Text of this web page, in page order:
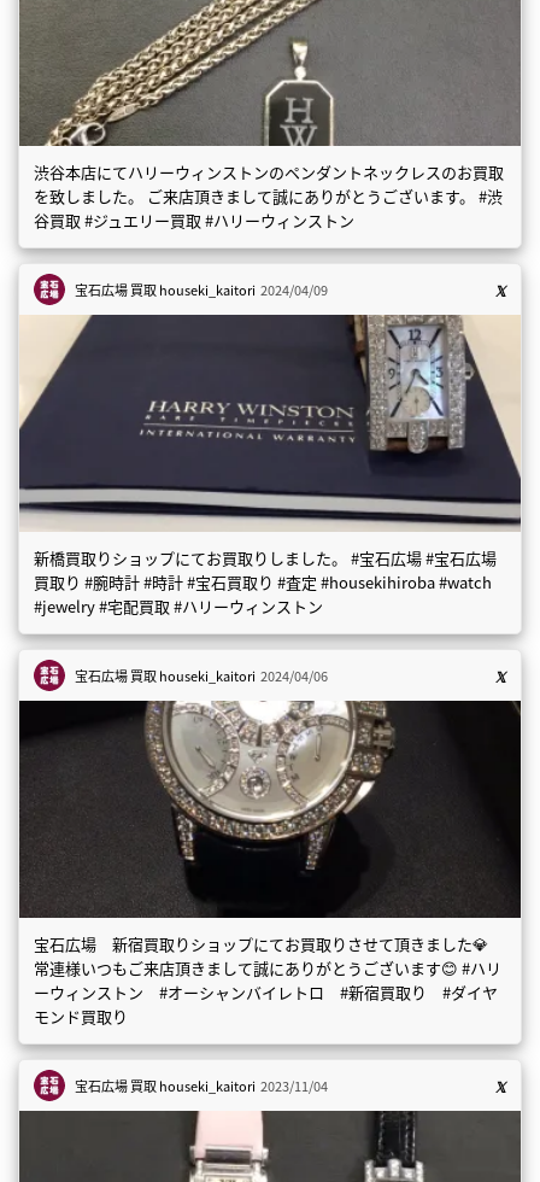
渋谷本店にてハリーウィンストンのペンダントネックレスのお買取
を致しました。 ご来店頂きまして誠にありがとうございます。 #渋
谷買取 #ジュエリー買取 #ハリーウィンストン
宝石広場 買取houseki_kaitori 2024/04/09
新橋買取りショップにてお買取りしました。 #宝石広場 #宝石広場
買取り #腕時計 #時計 #宝石買取り #査定 #housekihiroba #watch
#jewelry #宅配買取 #ハリーウィンストン
宝石広場 買取houseki_kaitori 2024/04/06
宝石広場 新宿買取りショップにてお買取りさせて頂きました💎
常連様いつもご来店頂きまして誠にありがとうございます😊 #ハリ
ーウィンストン #オーシャンバイレトロ #新宿買取り #ダイヤ
モンド買取り
宝石広場 買取houseki_kaitori 2023/11/04